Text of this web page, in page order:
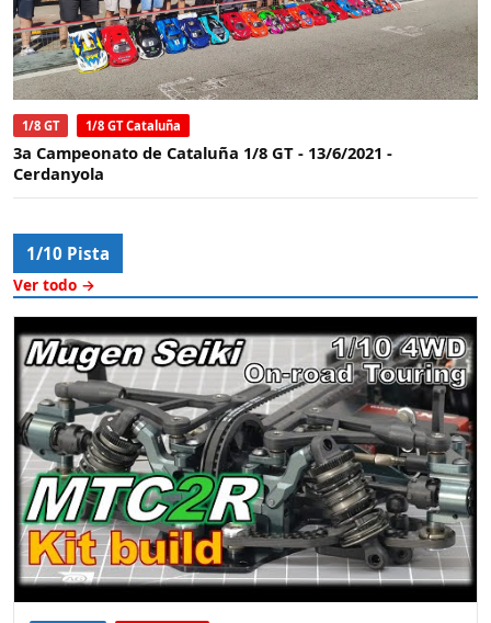
1/8 GT 1/8 GT Cataluña
3a Campeonato de Cataluña 1/8 GT - 13/6/2021 -
Cerdanyola
1/10 Pista
Ver todo →